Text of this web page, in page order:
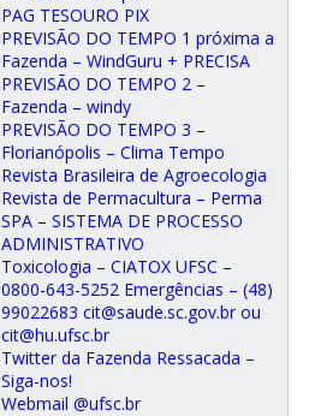
PAG TESOURO PIX
PREVISÃO DO TEMPO 1 próxima a
Fazenda – WindGuru + PRECISA
PREVISÃO DO TEMPO 2 –
Fazenda – windy
PREVISÃO DO TEMPO 3 –
Florianópolis – Clima Tempo
Revista Brasileira de Agroecologia
Revista de Permacultura – Perma
SPA – SISTEMA DE PROCESSO
ADMINISTRATIVO
Toxicologia – CIATOX UFSC –
0800-643-5252 Emergências – (48)
99022683 cit@saude.sc.gov.br ou
cit@hu.ufsc.br
Twitter da Fazenda Ressacada –
Siga-nos!
Webmail @ufsc.br